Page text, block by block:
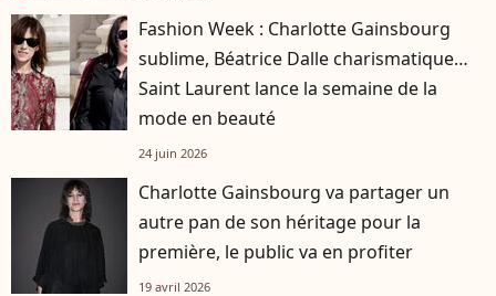
Fashion Week : Charlotte Gainsbourg
sublime, Béatrice Dalle charismatique…
Saint Laurent lance la semaine de la
mode en beauté
24 juin 2026
Charlotte Gainsbourg va partager un
autre pan de son héritage pour la
première, le public va en profiter
19 avril 2026